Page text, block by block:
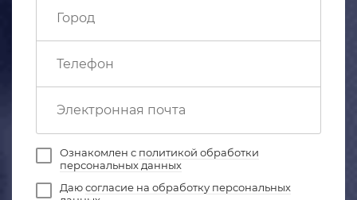
Ознакомлен с политикой обработки
персональных данных
Даюсогласие на обработку персональных